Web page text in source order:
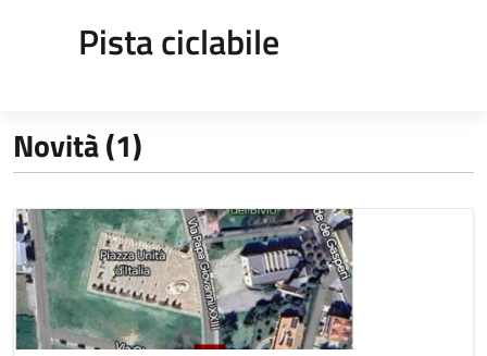
Pista ciclabile
Novità (1)